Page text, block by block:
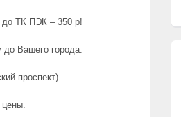
до ТК ПЭК – 350 р!
Вашего города.
проспект)